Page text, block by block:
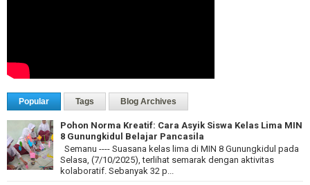
Popular Tags Blog Archives
Pohon Norma Kreatif: Cara Asyik Siswa Kelas Lima MIN
8 Gunungkidul Belajar Pancasila
Semanu ---- Suasana kelas lima di MIN 8 Gunungkidul pada
Selasa, (7/10/2025), terlihat semarak dengan aktivitas
kolaboratif. Sebanyak 32 p...